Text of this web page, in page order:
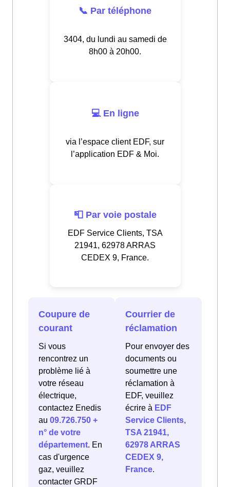
📞 Par téléphone
3404, du lundi au samedi de
8h00 à 20h00.
💻 En ligne
via l’espace client EDF, sur
l’application EDF & Moi.
📮 Par voie postale
EDF Service Clients, TSA
21941, 62978 ARRAS
CEDEX 9, France.
Coupure de
courant
Si vous
rencontrez un
problème lié à
votre réseau
électrique,
contactez Enedis
au 09.726.750 +
n° de votre
département. En
cas d'urgence
gaz, veuillez
contacter GRDF
Courrier de
réclamation
Pour envoyer des
documents ou
soumettre une
réclamation à
EDF, veuillez
écrire à EDF
Service Clients,
TSA 21941,
62978 ARRAS
CEDEX 9,
France.